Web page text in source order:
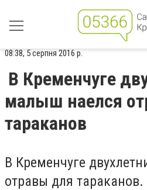
08:38, 5 серпня 2016 р.
В Кременчуге
малыш наелся
тараканов
В Кременчуге
отравы для